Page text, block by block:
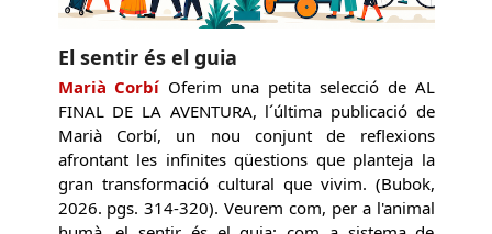
El sentir és el guia
Marià Corbí Oferim una petita selecció de AL
FINAL DE LA AVENTURA, l´última publicació de
Marià Corbí, un nou conjunt de reflexions
afrontant les infinites qüestions que planteja la
gran transformació cultural que vivim. (Bubok,
2026. pgs. 314-320). Veurem com, per a l'animal